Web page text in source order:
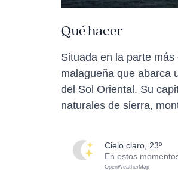
Qué hacer
Situada en la parte
malagueña que abarca
del Sol Oriental. Su
naturales de sierra,
cielo claro, 23º
En estos
OpenWeatherMap